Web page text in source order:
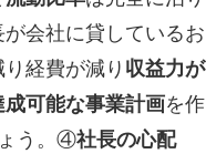
会社に貸しているお
り経費が減り 収益力が
成可能な事業計画を作
ょう。④社長の心配